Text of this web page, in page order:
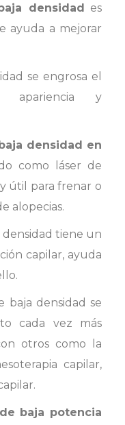
densidad es
ayuda a mejorar
se engrosa el
apariencia y
densidad en
como láser de
útil para frenar o
alopecias.
densidad tiene un
capilar, ayuda
baja densidad se
cada vez más
otros como la
capilar,
baja potencia